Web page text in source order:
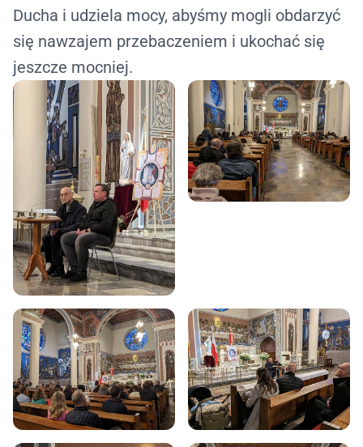
Ducha i udziela mocy, abyśmy mogli obdarzyć
się nawzajem przebaczeniem i ukochać się
jeszcze mocniej.